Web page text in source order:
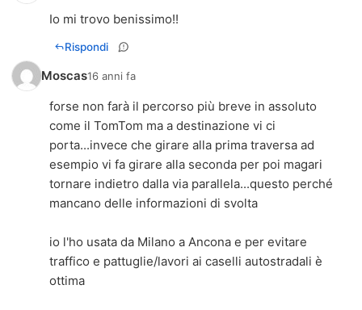
Io mi trovo benissimo!!
Rispondi
Moscas16 anni fa
forse non farà il percorso più breve in assoluto
come il TomTom ma a destinazione vi ci
porta...invece che girare alla prima traversa ad
esempio vi fa girare alla seconda per poi magari
tornare indietro dalla via parallela...questo perché
mancano delle informazioni di svolta
io l'ho usata da Milano a Ancona e per evitare
traffico e pattuglie/lavori ai caselli autostradali è
ottima